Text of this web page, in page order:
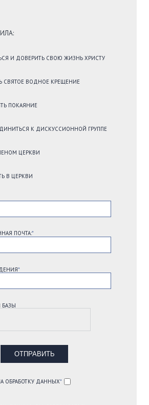
И ДОВЕРИТЬ СВОЮ ЖИЗНЬ ХРИСТУ
СВЯТОЕ ВОДНОЕ КРЕЩЕНИЕ
ПОКАЯНИЕ
К ДИСКУССИОННОЙ ГРУППЕ
ЦЕРКВИ
В ЦЕРКВИ
ПОЧТА:*
*
БАЗЫ
ОБРАБОТКУ ДАННЫХ*